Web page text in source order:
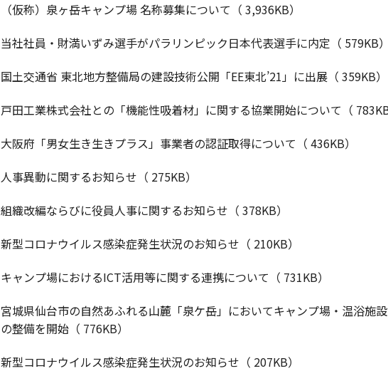
（仮称）泉ヶ岳キャンプ場 名称募集について（ 3,936KB）
当社社員・財満いずみ選手がパラリンピック日本代表選手に内定（ 579KB）
国土交通省 東北地方整備局の建設技術公開「EE東北’21」に出展（ 359KB）
戸田工業株式会社との「機能性吸着材」に関する協業開始について（ 783KB
大阪府「男女生き生きプラス」事業者の認証取得について（ 436KB）
人事異動に関するお知らせ（ 275KB）
組織改編ならびに役員人事に関するお知らせ（ 378KB）
新型コロナウイルス感染症発生状況のお知らせ（ 210KB）
キャンプ場におけるICT活用等に関する連携について（ 731KB）
宮城県仙台市の自然あふれる山麓「泉ケ岳」においてキャンプ場・温浴施
の整備を開始（ 776KB）
新型コロナウイルス感染症発生状況のお知らせ（ 207KB）